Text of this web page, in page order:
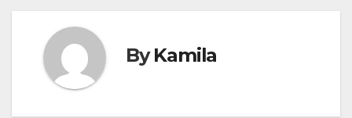
ByKamila